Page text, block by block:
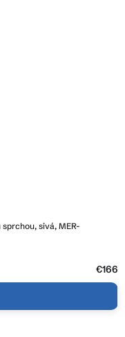
sivá, MER-
€166